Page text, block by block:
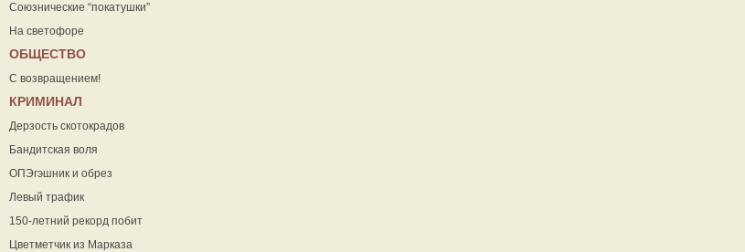
Союзнические “покатушки”
На светофоре
ОБЩЕСТВО
С возвращением!
КРИМИНАЛ
Дерзость скотокрадов
Бандитская воля
ОПЭгэшник и обрез
Левый трафик
150-летний рекорд побит
Цветметчик из Марказа